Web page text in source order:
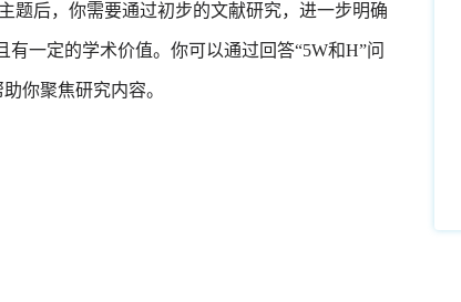
题后，你需要通过初步的文献研究，进一步明确
一定的学术价值。你可以通过回答“5W和H”问
你聚焦研究内容。